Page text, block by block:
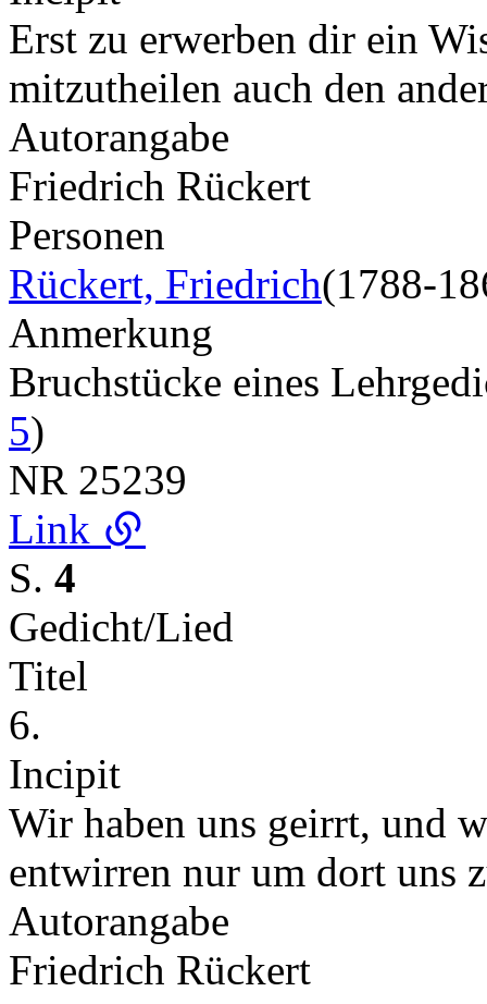
Erst zu erwerben dir ein
mitzutheilen auch den
Autorangabe
Friedrich Rückert
Personen
Rückert, Friedrich(1788-
Anmerkung
Bruchstücke eines
5)
NR 25239
Link
S. 4
Gedicht/Lied
Titel
6.
Incipit
Wir haben uns geirrt, und
entwirren nur um dort uns
Autorangabe
Friedrich Rückert